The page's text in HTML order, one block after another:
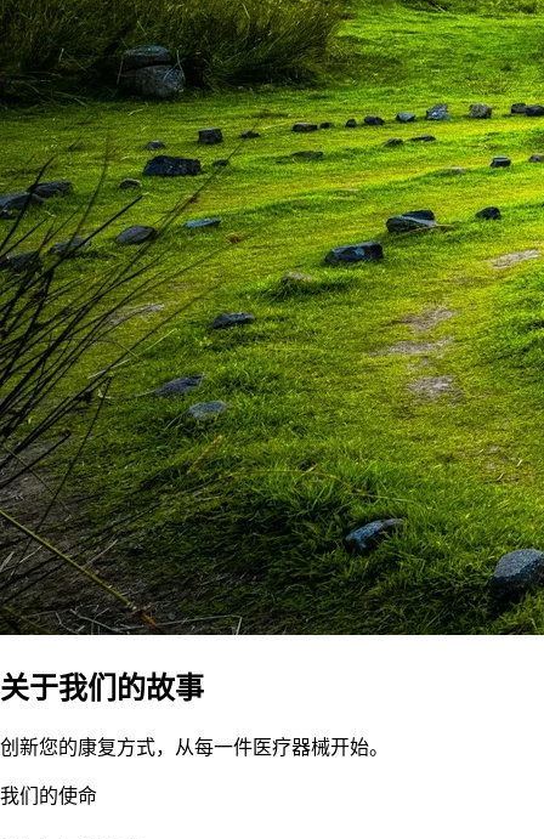
关于我们的故事
创新您的康复方式，从每一件医疗器械开始。
我们的使命